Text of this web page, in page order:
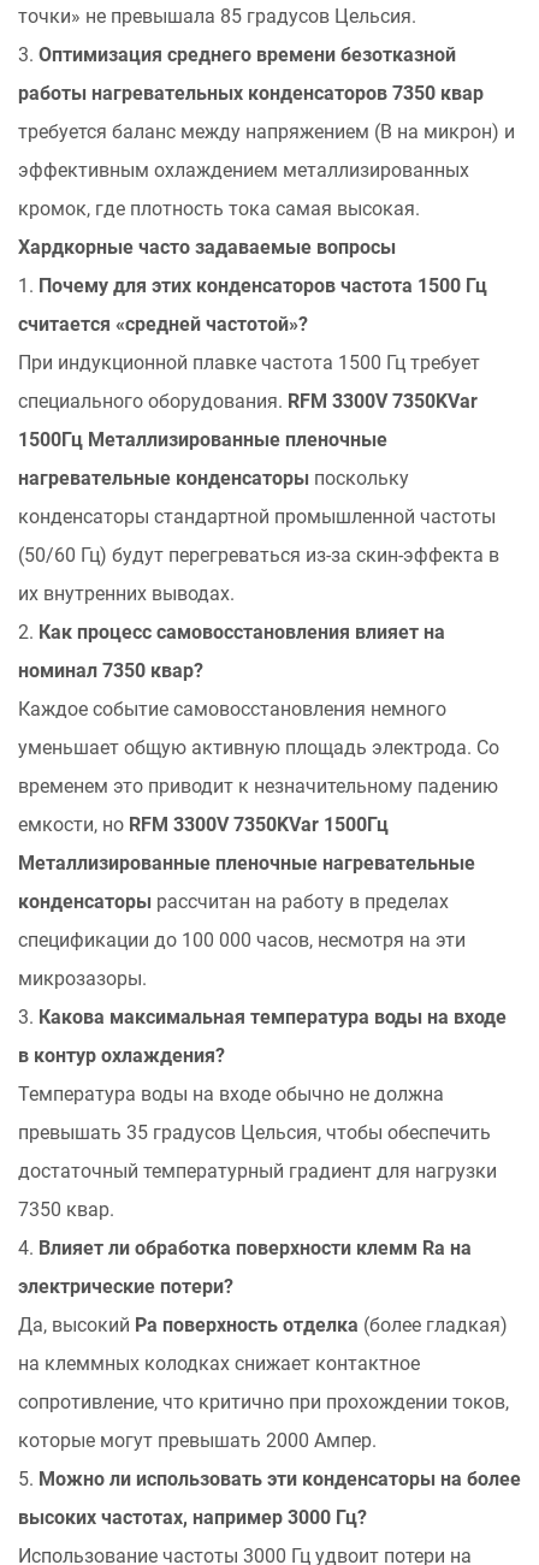
точки» не превышала 85 градусов Цельсия.
3. Оптимизация среднего времени безотказной
работы нагревательных конденсаторов 7350 квар
требуется баланс между напряжением (В на микрон) и
эффективным охлаждением металлизированных
кромок, где плотность тока самая высокая.
Хардкорные часто задаваемые вопросы
1. Почему для этих конденсаторов частота 1500 Гц
считается «средней частотой»?
При индукционной плавке частота 1500 Гц требует
специального оборудования. RFM 3300V 7350KVar
1500Гц Металлизированные пленочные
нагревательные конденсаторы поскольку
конденсаторы стандартной промышленной частоты
(50/60 Гц) будут перегреваться из-за скин-эффекта в
их внутренних выводах.
2. Как процесс самовосстановления влияет на
номинал 7350 квар?
Каждое событие самовосстановления немного
уменьшает общую активную площадь электрода. Со
временем это приводит к незначительному падению
емкости, но RFM 3300V 7350KVar 1500Гц
Металлизированные пленочные нагревательные
конденсаторы рассчитан на работу в пределах
спецификации до 100 000 часов, несмотря на эти
микрозазоры.
3. Какова максимальная температура воды на входе
в контур охлаждения?
Температура воды на входе обычно не должна
превышать 35 градусов Цельсия, чтобы обеспечить
достаточный температурный градиент для нагрузки
7350 квар.
4. Влияет ли обработка поверхности клемм Ra на
электрические потери?
Да, высокий Ра поверхность отделка (более гладкая)
на клеммных колодках снижает контактное
сопротивление, что критично при прохождении токов,
которые могут превышать 2000 Ампер.
5. Можно ли использовать эти конденсаторы на более
высоких частотах, например 3000 Гц?
Использование частоты 3000 Гц удвоит потери на